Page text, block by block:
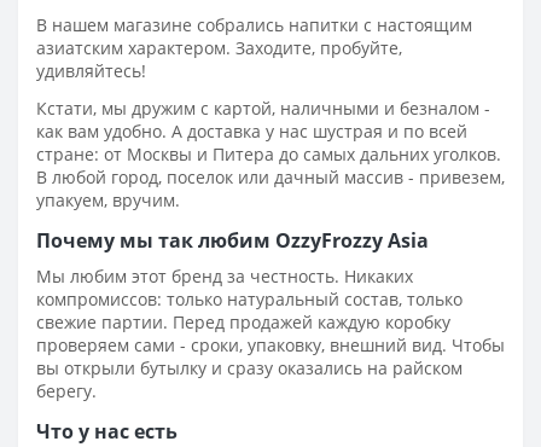
В нашем магазине собрались напитки с настоящим
азиатским характером. Заходите, пробуйте,
удивляйтесь!
Кстати, мы дружим с картой, наличными и безналом -
как вам удобно. А доставка у нас шустрая и по всей
стране: от Москвы и Питера до самых дальних уголков.
В любой город, поселок или дачный массив - привезем,
упакуем, вручим.
Почему мы так любим OzzyFrozzy Asia
Мы любим этот бренд за честность. Никаких
компромиссов: только натуральный состав, только
свежие партии. Перед продажей каждую коробку
проверяем сами - сроки, упаковку, внешний вид. Чтобы
вы открыли бутылку и сразу оказались на райском
берегу.
Что у нас есть